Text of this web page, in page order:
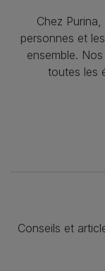
Chez
personnes et
ensemble.
toutes les
Conseils et